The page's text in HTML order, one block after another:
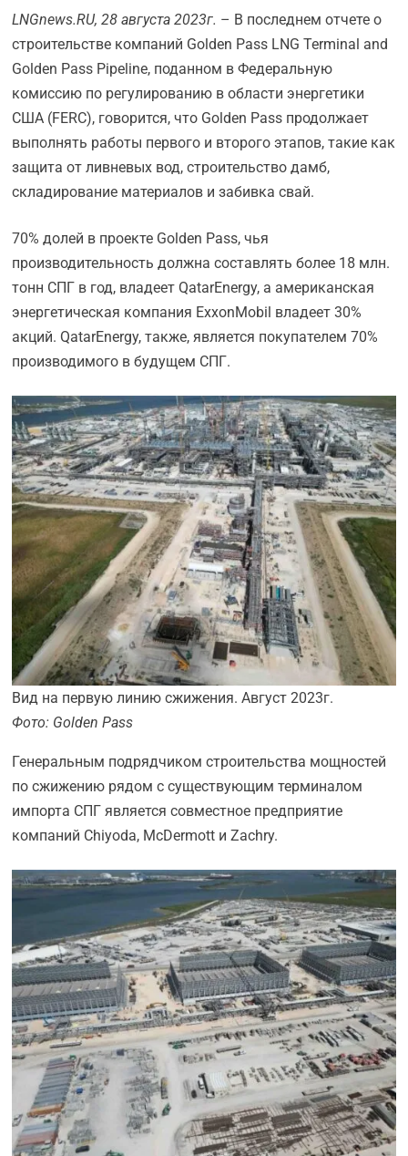
LNGnews.RU, 28 августа 2023г. – В последнем отчете о
строительстве компаний Golden Pass LNG Terminal and
Golden Pass Pipeline, поданном в Федеральную
комиссию по регулированию в области энергетики
США (FERC), говорится, что Golden Pass продолжает
выполнять работы первого и второго этапов, такие как
защита от ливневых вод, строительство дамб,
складирование материалов и забивка свай.
70% долей в проекте Golden Pass, чья
производительность должна составлять более 18 млн.
тонн СПГ в год, владеет QatarEnergy, а американская
энергетическая компания ExxonMobil владеет 30%
акций. QatarEnergy, также, является покупателем 70%
производимого в будущем СПГ.
Вид на первую линию сжижения. Август 2023г.
Фото: Golden Pass
Генеральным подрядчиком строительства мощностей
по сжижению рядом с существующим терминалом
импорта СПГ является совместное предприятие
компаний Chiyoda, McDermott и Zachry.